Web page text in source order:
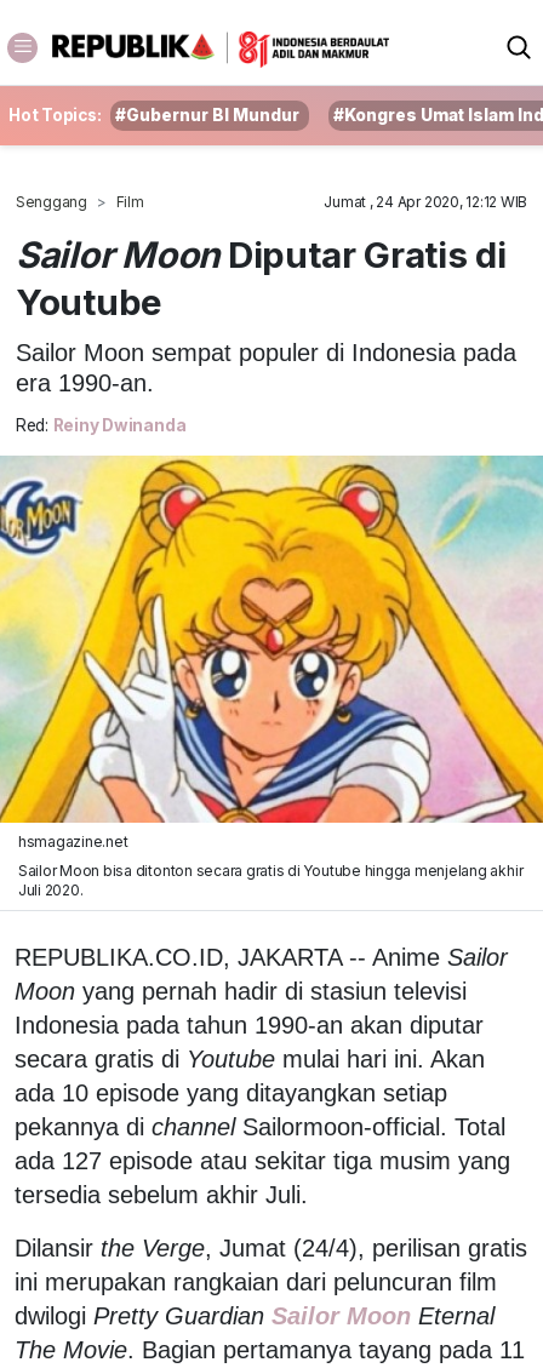
Hot Topics: #Gubernur BI Mundur #Kongres Umat Islam
Senggang Film Jumat , 24 Apr 2020, 12:12 WIB
Sailor MoonDiputar Gratis di
Youtube
Sailor Moon sempat populer di Indonesia pada
era 1990-an.
Red: Reiny Dwinanda
hsmagazine.net
Sailor Moon bisa ditonton secara gratis di Youtube hingga menjelang akhir
Juli 2020.
REPUBLIKA.CO.ID, JAKARTA -- Anime Sailor
Moon yang pernah hadir di stasiun televisi
Indonesia pada tahun 1990-an akan diputar
secara gratis di Youtube mulai hari ini. Akan
ada 10 episode yang ditayangkan setiap
pekannya di channelSailormoon-official. Total
ada 127 episode atau sekitar tiga musim yang
tersedia sebelum akhir Juli.
Dilansir the Verge, Jumat (24/4), perilisan gratis
ini merupakan rangkaian dari peluncuran film
dwilogi Pretty Guardian Sailor Moon Eternal
The Movie. Bagian pertamanya tayang pada 11